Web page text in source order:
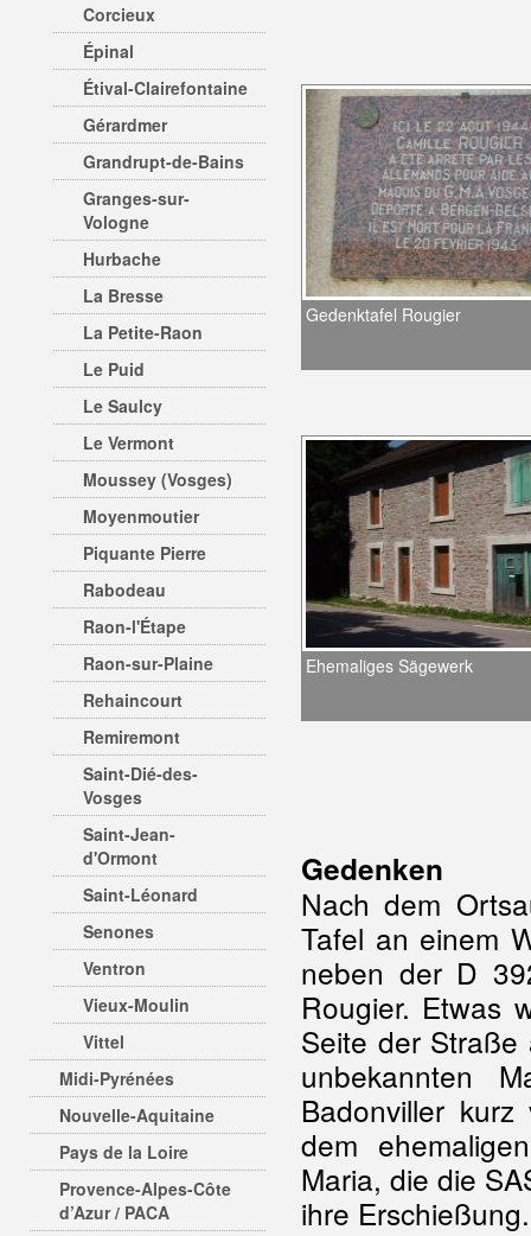
Corcieux
Épinal
Étival-Clairefontaine
Gérardmer
Grandrupt-de-Bains
Granges-sur-
Vologne
Hurbache
La Bresse
La Petite-Raon
Le Puid
Le Saulcy
Le Vermont
Moussey (Vosges)
Moyenmoutier
Piquante Pierre
Rabodeau
Raon-l'Étape
Raon-sur-Plaine
Rehaincourt
Remiremont
Saint-Dié-des-
Vosges
Saint-Jean-
d'Ormont
Saint-Léonard
Senones
Ventron
Vieux-Moulin
Vittel
Midi-Pyrénées
Nouvelle-Aquitaine
Pays de la Loire
Provence-Alpes-Côte
d’Azur / PACA
Gedenktafel Rougier
Ehemaliges Sägewerk
Gedenken
Nach dem
Tafel an einem
neben der D
Rougier. Etwas
Seite der
unbekannten
Badonviller
dem
Maria, die die
ihre Erschießung.